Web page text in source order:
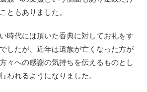
ともありました。
時代には頂いた香典に対してお礼をす
したが、近年は遺族が亡くなった方が
々への感謝の気持ちを伝えるものとし
われるようになりました。